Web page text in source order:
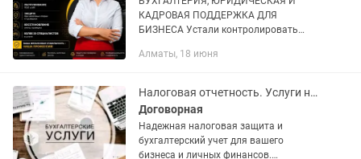
КАДРОВАЯ ПОДДЕРЖКА ДЛЯ
БИЗНЕСА Устали контролировать
Передайте учет профессионалам и
Что вы получите: ✓...
Алматы, 18 июня
Налоговая отчетность. Услуги налогового консультанта, бухгалтера
Договорная
Надежная налоговая защита и
бухгалтерский учет для вашего
бизнеса и личных финансов.